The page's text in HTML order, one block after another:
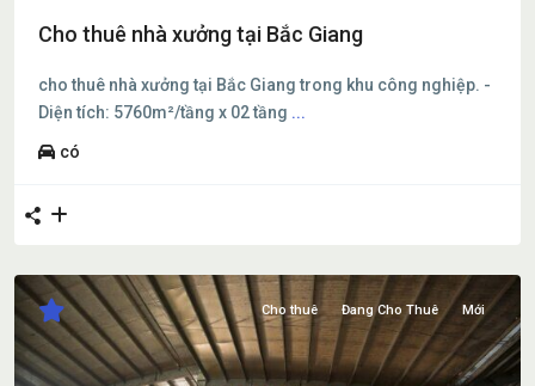
Cho thuê nhà xưởng tại Bắc Giang
cho thuê nhà xưởng tại Bắc Giang trong khu công nghiệp. -
Diện tích: 5760m²/tầng x 02 tầng ...
có
Cho thuê Đang Cho Thuê Mới